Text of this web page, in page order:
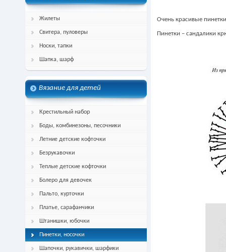
Жилеты
Свитера, пуловеры
Носки, тапки
Шапка, шарф
Вязание для детей
Крестильный набор
Боды, комбинезоны, песочники
Летние детские кофточки
Безрукавочки
Теплые детские кофточки
Болеро для девочек
Пальто, курточки
Платье, сарафанчики
Штанишки, юбочки
Пинетки, носочки
Шапочки, рукавички, шарфики
Очень красивые
Пинетки – сандалики